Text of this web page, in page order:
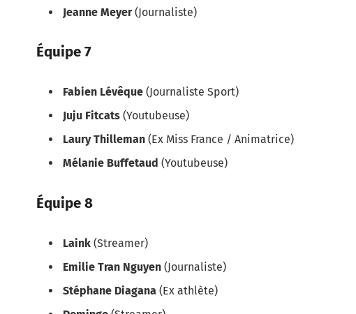
Jeanne Meyer(Journaliste)
Équipe 7
Fabien Lévêque (Journaliste Sport)
Juju Fitcats (Youtubeuse)
Laury Thilleman (Ex Miss France / Animatrice)
Mélanie Buffetaud (Youtubeuse)
Équipe 8
Laink (Streamer)
Emilie Tran Nguyen (Journaliste)
Stéphane Diagana (Ex athlète)